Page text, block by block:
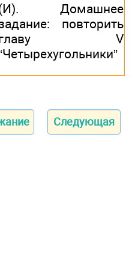
Домашнее
повторить
V
Следующая